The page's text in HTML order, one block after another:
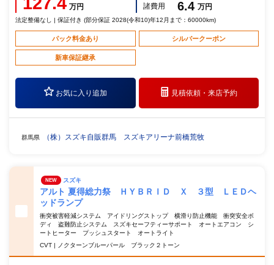
万円
諸費用
6.4 万円
法定整備なし | 保証付き (部分保証 2028(令和10)年12月まで：60000km)
パック料金あり シルバークーポン
新車保証継承
お気に入り追加 見積依頼・来店予約
群馬県 （株）スズキ自販群馬 スズキアリーナ前橋荒牧
NEW スズキ
アルト 夏得総力祭 ＨＹＢＲＩＤ Ｘ ３型 ＬＥＤヘ
ッドランプ
衝突被害軽減システム アイドリングストップ 横滑り防止機能 衝突安全ボ
ディ 盗難防止システム スズキセーフティーサポート オートエアコン シ
ートヒーター プッシュスタート オートライト
CVT | ノクターンブルーパール ブラック２トーン